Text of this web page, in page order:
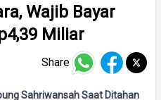
Wajib Bayar
Miliar
Share
Sahriwansah Saat Ditahan